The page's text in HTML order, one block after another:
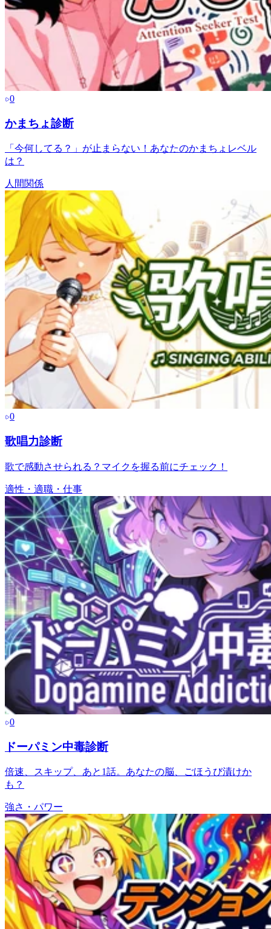
0
かまちょ診断
「今何してる？」が止まらない！あなたのかまちょレベル
は？
人間関係
0
歌唱力診断
歌で感動させられる？マイクを握る前にチェック！
適性・適職・仕事
0
ドーパミン中毒診断
倍速、スキップ、あと1話。あなたの脳、ごほうび漬けか
も？
強さ・パワー